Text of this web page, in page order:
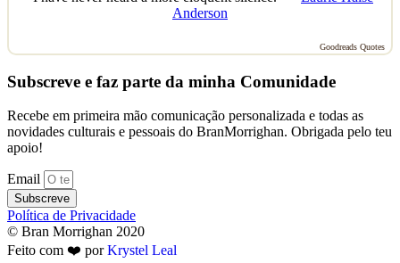
Anderson
Goodreads Quotes
Subscreve e faz parte da minha Comunidade
Recebe em primeira mão comunicação personalizada e todas as
novidades culturais e pessoais do BranMorrighan. Obrigada pelo teu
apoio!
Email
Subscreve
Política de Privacidade
© Bran Morrighan 2020
Feito com ❤️ porKrystel Leal